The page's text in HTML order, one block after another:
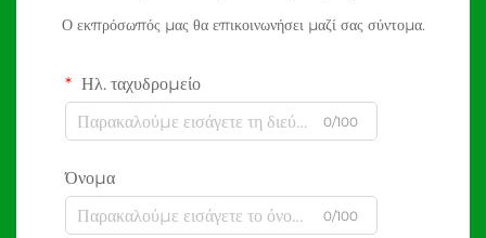
Ο εκπρόσωπός μας θα επικοινωνήσει μαζί σας σύντομα.
Ηλ. ταχυδρομείο
0/100
Όνομα
0/100